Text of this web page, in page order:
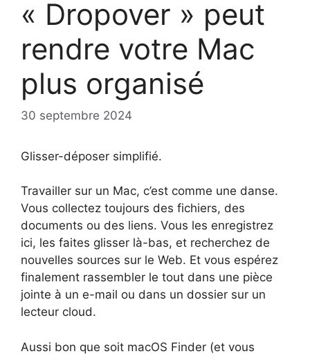
« Dropover » peut
rendre votre Mac
plus organisé
30 septembre 2024
Glisser-déposer simplifié.
Travailler sur un Mac, c’est comme une danse.
Vous collectez toujours des fichiers, des
documents ou des liens. Vous les enregistrez
ici, les faites glisser là-bas, et recherchez de
nouvelles sources sur le Web. Et vous espérez
finalement rassembler le tout dans une pièce
jointe à un e-mail ou dans un dossier sur un
lecteur cloud.
Aussi bon que soit macOS Finder (et vous